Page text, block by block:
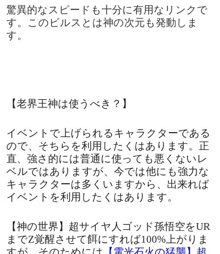
驚異的なスピードも十分に有用なリンクで
す。このビルスとは神の次元も発動しま
す。
【老界王神は使うべき？】
イベントで上げられるキャラクターである
ので、そちらを利用したくはあります。正
直、強さ的には普通に使っても悪くないレ
ベルではありますが、今では他にも強力な
キャラクターは多くいますから、出来れば
イベントを利用したくはあります。
【神の世界】超サイヤ人ゴッド孫悟空をUR
までZ覚醒させて餌にすれば100%上がりま